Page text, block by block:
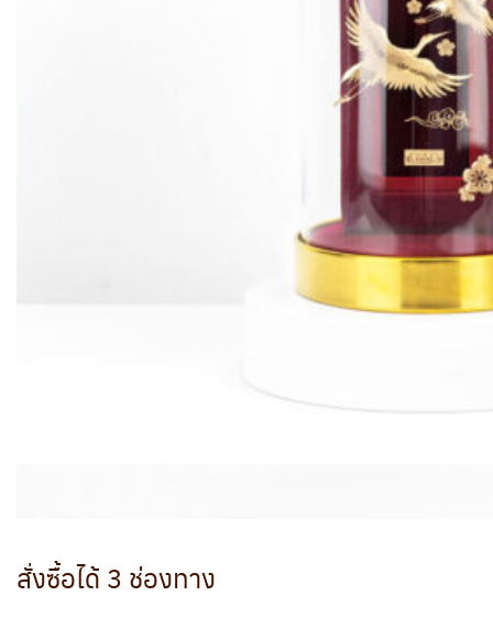
สั่งซื้อได้ 3 ช่องทาง